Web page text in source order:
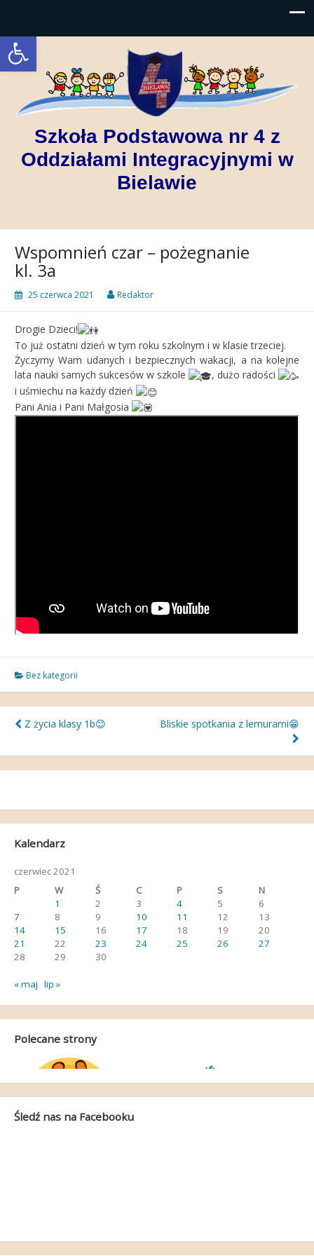
Open toolbar
Szkoła Podstawowa nr 4 z
Oddziałami Integracyjnymi w
Bielawie
Wspomnień czar – pożegnanie
kl. 3a
25 czerwca 2021 Redaktor
Drogie Dzieci!
To już ostatni dzień w tym roku szkolnym i w klasie trzeciej.
Życzymy Wam udanych i bezpiecznych wakacji, a na kolejne
lata nauki samych sukcesów w szkole
, dużo radości
i uśmiechu na każdy dzień
Pani Ania i Pani Małgosia
Bez kategorii
Nawigacja
wpisu
Z życia klasy 1b😊 Bliskie spotkania z lemurami😁
Kalendarz
czerwiec 2021
P
W Ś C P S
N
1
2 3 4 5
6
7
8 9 10 11 12
13
14
15 16 17 18 19
20
21
22 23 24 25 26
27
28
29 30
« maj lip »
Polecane strony
Śledź nas na Facebooku